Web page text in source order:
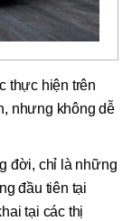
thực hiện trên
nhưng không dễ
đời, chỉ là những
đầu tiên tại
tại các thị